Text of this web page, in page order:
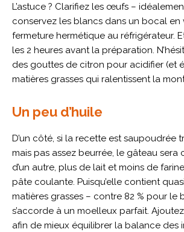
L’astuce ? Clarifiez les œufs –
conservez les blancs dans un bocal en
fermeture hermétique au réfrigérateur.
les 2 heures avant la préparation.
des gouttes de citron pour acidifier (et
matières grasses qui ralentissent la
Un peu d’huile
D’un côté, si la recette est saupoudrée
mais pas assez beurrée, le gâteau sera
d’un autre, plus de lait et moins de
pâte coulante. Puisqu’elle contient
matières grasses – contre 82 % pour le
s’accorde à un moelleux parfait.
afin de mieux équilibrer la balance des